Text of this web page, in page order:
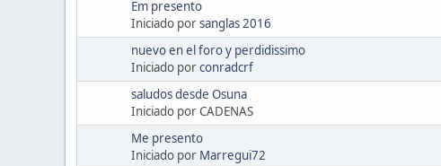
Em presento
Iniciado porsanglas 2016
nuevo en el foro y perdidissimo
Iniciado porconradcrf
saludos desde Osuna
Iniciado por CADENAS
Me presento
Iniciado por Marregui72